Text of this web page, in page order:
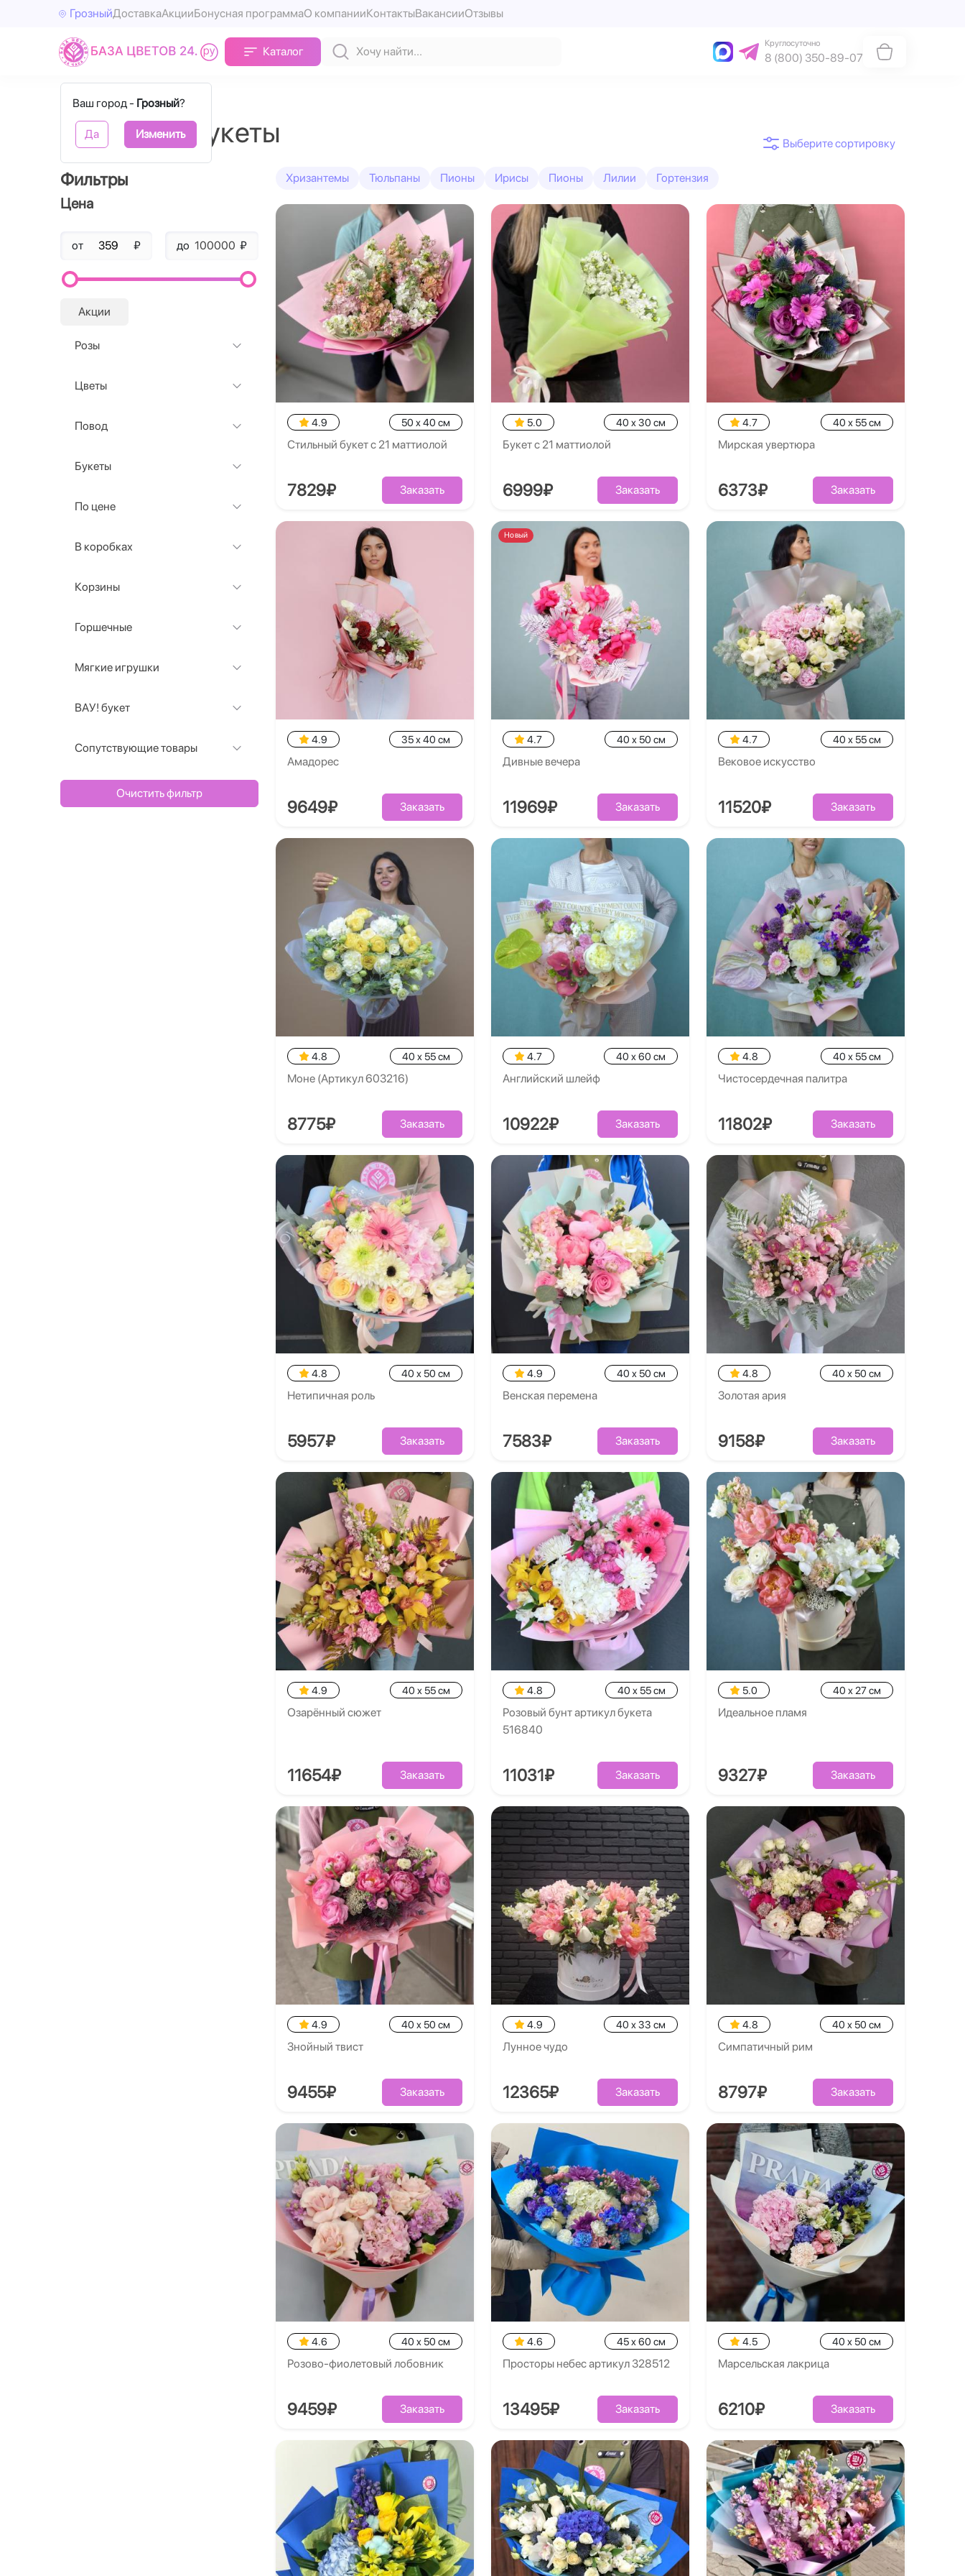
ГрозныйДоставкаАкцииБонусная программаО компанииКонтактыВакансииОтзывы
Каталог
Круглосуточно
8 (800) 350-89-07
Ваш город - Грозный?
Да Изменить
Маттиола букеты
Фильтры
Цена
от ₽ до ₽
Акции
Розы
Цветы
Повод
Букеты
По цене
В коробках
Корзины
Горшечные
Мягкие игрушки
ВАУ! букет
Сопутствующие товары
Очистить фильтр
Хризантемы Тюльпаны Пионы Ирисы Пионы Лилии Гортензия
4.9 50 x 40 см
Стильный букет с 21 маттиолой
7829₽ Заказать
5.0 40 x 30 см
Букет с 21 маттиолой
6999₽ Заказать
4.7 40 x 55 см
Мирская увертюра
6373₽ Заказать
4.9 35 x 40 см
Амадорес
9649₽ Заказать
Новый
4.7 40 x 50 см
Дивные вечера
11969₽ Заказать
4.7 40 x 55 см
Вековое искусство
11520₽ Заказать
4.8 40 x 55 см
Моне (Артикул 603216)
8775₽ Заказать
4.7 40 x 60 см
Английский шлейф
10922₽ Заказать
4.8 40 x 55 см
Чистосердечная палитра
11802₽ Заказать
4.8 40 x 50 см
Нетипичная роль
5957₽ Заказать
4.9 40 x 50 см
Венская перемена
7583₽ Заказать
4.8 40 x 50 см
Золотая ария
9158₽ Заказать
4.9 40 x 55 см
Озарённый сюжет
11654₽ Заказать
4.8 40 x 55 см
Розовый бунт артикул букета
516840
11031₽ Заказать
5.0 40 x 27 см
Идеальное пламя
9327₽ Заказать
4.9 40 x 50 см
Знойный твист
9455₽ Заказать
4.9 40 x 33 см
Лунное чудо
12365₽ Заказать
4.8 40 x 50 см
Симпатичный рим
8797₽ Заказать
4.6 40 x 50 см
Розово-фиолетовый лобовник
9459₽ Заказать
4.6 45 x 60 см
Просторы небес артикул 328512
13495₽ Заказать
4.5 40 x 50 см
Марсельская лакрица
6210₽ Заказать